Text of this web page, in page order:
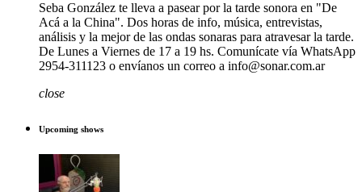
Seba González te lleva a pasear por la tarde sonora en "De
Acá a la China". Dos horas de info, música, entrevistas,
análisis y la mejor de las ondas sonaras para atravesar la tarde.
De Lunes a Viernes de 17 a 19 hs. Comunícate vía WhatsApp
2954-311123 o envíanos un correo a info@sonar.com.ar
close
Upcoming shows